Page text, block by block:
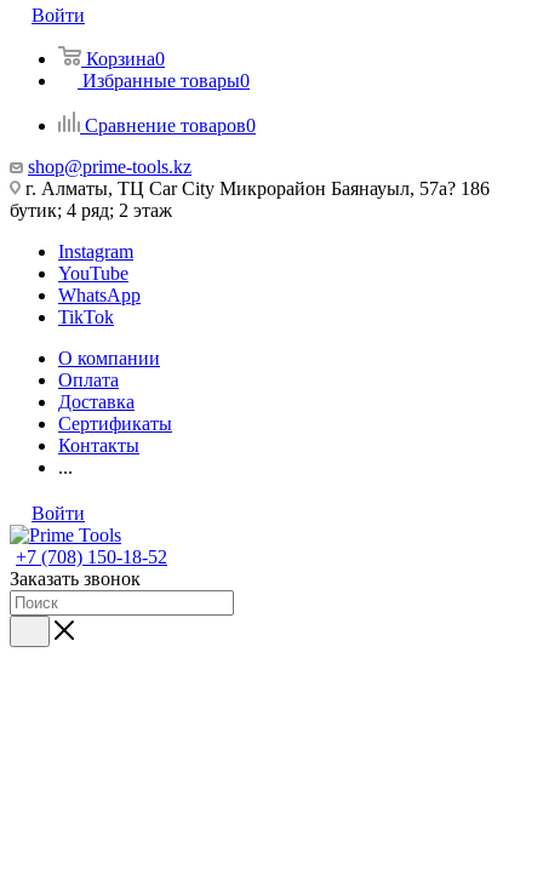
Войти
Корзина0
Избранные товары0
Сравнение товаров0
shop@prime-tools.kz
г. Алматы, ТЦ Car City​ ​Микрорайон Баянауыл, 57а? ​186
бутик; 4 ряд; 2 этаж
Instagram
YouTube
WhatsApp
TikTok
О компании
Оплата
Доставка
Сертификаты
Контакты
...
Войти
+7 (708) 150-18-52
Заказать звонок